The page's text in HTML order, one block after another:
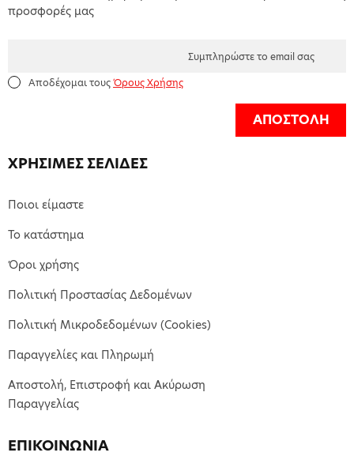
ΕΠΙΚΟΙΝΩΝΙΑ
ΧΡΗΣΙΜΕΣ ΣΕΛΙΔΕΣ
Ποιοι είμαστε
Το κατάστημα
Όροι χρήσης
Πολιτική Προστασίας Δεδομένων
Πολιτική Μικροδεδομένων (Cookies)
Παραγγελίες και Πληρωμή
Αποστολή, Επιστροφή και Ακύρωση
Παραγγελίας
προσφορές μας
Αποδέχομαι τουςΌρους Χρήσης
ΑΠΟΣΤΟΛΗ